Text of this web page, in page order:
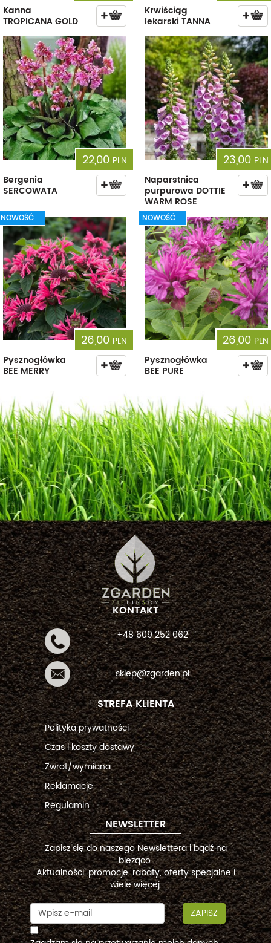
Kanna
TROPICANA GOLD
Krwiściąg
lekarski TANNA
22,00 PLN
Bergenia
SERCOWATA
23,00 PLN
Naparstnica
purpurowa DOTTIE
WARM ROSE
NOWOŚĆ
26,00 PLN
Pysznogłówka
BEE MERRY
NOWOŚĆ
26,00 PLN
Pysznogłówka
BEE PURE
KONTAKT
+48 609 252 062
sklep@zgarden.pl
STREFA KLIENTA
Polityka prywatności
Czas i koszty dostawy
Zwrot/wymiana
Reklamacje
Regulamin
NEWSLETTER
Zapisz się do naszego Newslettera i bądź na
bieżąco.
Aktualności, promocje, rabaty, oferty specjalne i
wiele więcej.
ZAPISZ